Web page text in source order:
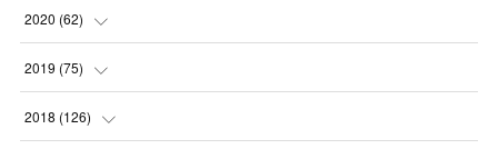
(2
(3
(3
(11 )
(8
(1)
(5
(7
(5)
2020 (62)
(6
(9)
2019 (75)
(1)
2018 (126)